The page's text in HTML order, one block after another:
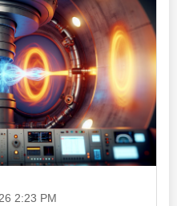
2:23 PM